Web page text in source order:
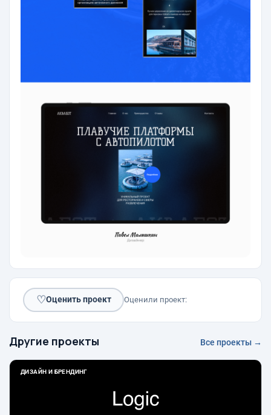
♡Оценить проект Оценили проект:
Другие проекты Все проекты →
ДИЗАЙН И БРЕНДИНГ